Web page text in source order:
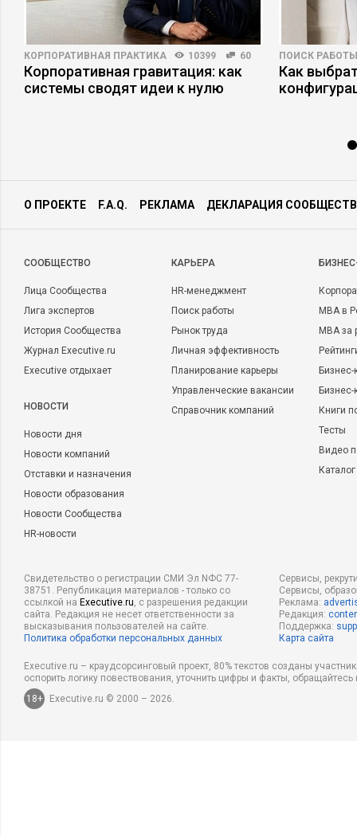
КОРПОРАТИВНАЯ ПРАКТИКА 10399 60
Корпоративная гравитация: как
системы сводят идеи к нулю
ПОИСК РАБОТЫ
Как
О ПРОЕКТЕ F.A.Q. РЕКЛАМА ДЕКЛАРАЦИЯ
CООБЩЕСТВО
Лица Сообщества
Лига экспертов
История Сообщества
Журнал Executive.ru
Executive отдыхает
НОВОСТИ
Новости дня
Новости компаний
Отставки и назначения
Новости образования
Новости Сообщества
HR-новости
КАРЬЕРА
HR-менеджмент
Поиск работы
Рынок труда
Личная эффективность
Планирование карьеры
Управленческие вакансии
Справочник компаний
MBA в
MBA
Бизнес-
Книги
Тесты
Видео
Свидетельство о регистрации СМИ Эл NФС 77-
38751. Републикация материалов - только со
ссылкой на Executive.ru, с разрешения редакции
сайта. Редакция не несет ответственности за
высказывания пользователей на сайте.
Политика обработки персональных данных
Сервисы,
Сервисы,
Реклама:
Редакция:
Поддержка:
Карта сайта
Executive.ru – краудсорсинговый проект, 80% текстов созданы
оспорить логику повествования, уточнить цифры и факты,
18+
Executive.ru © 2000 – 2026.